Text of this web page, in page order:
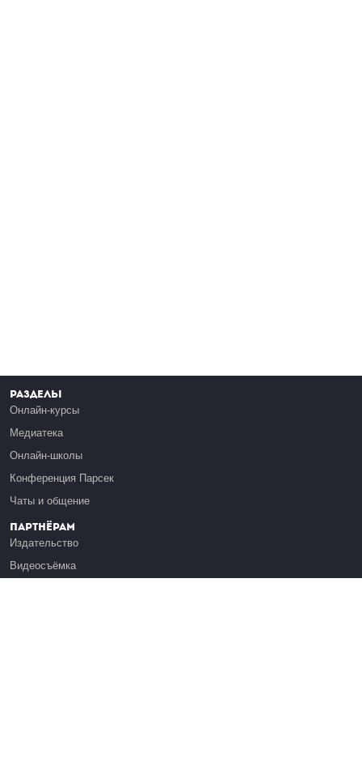
Разделы
Онлайн-курсы
Медиатека
Онлайн-школы
Конференция Парсек
Чаты и общение
Партнёрам
Издательство
Видеосъёмка